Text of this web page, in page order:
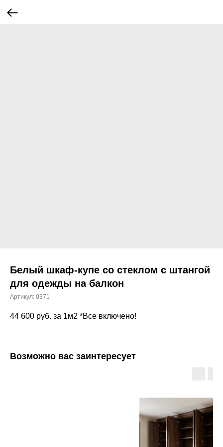
Белый шкаф-купе со стеклом с штангой
для одежды на балкон
Артикул: 0371
44 600 руб. за 1м2 *Все включено!
Возможно вас заинтересует